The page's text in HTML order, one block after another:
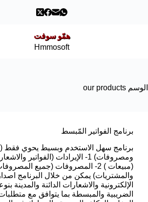
همّو سوفت
Hmmosoft
الوسم
برنامج الفواتير المّبسط
برنامج سهل الاستخدم وبسيط يحوي فقط
ومصروفات) 1- الإيرادات (الفواتير
(مبيعات ) 2- المصروفات (جميع
والمشتريات) يمكن من خلال البرنامج اصدار
الإلكترونية والاشعارات الدائنة والمدينة
الضريبية والمبسطة بما يتوافق مع